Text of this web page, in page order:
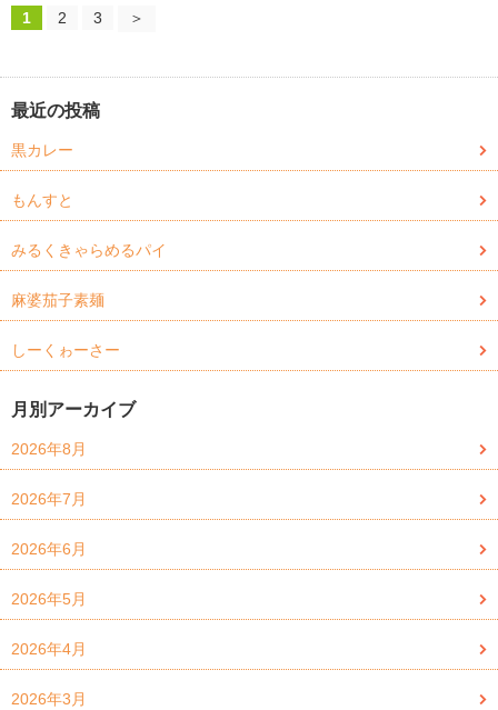
1 2 3 ＞
最近の投稿
黒カレー
もんすと
みるくきゃらめるパイ
麻婆茄子素麺
しーくゎーさー
月別アーカイブ
2026年8月
2026年7月
2026年6月
2026年5月
2026年4月
2026年3月